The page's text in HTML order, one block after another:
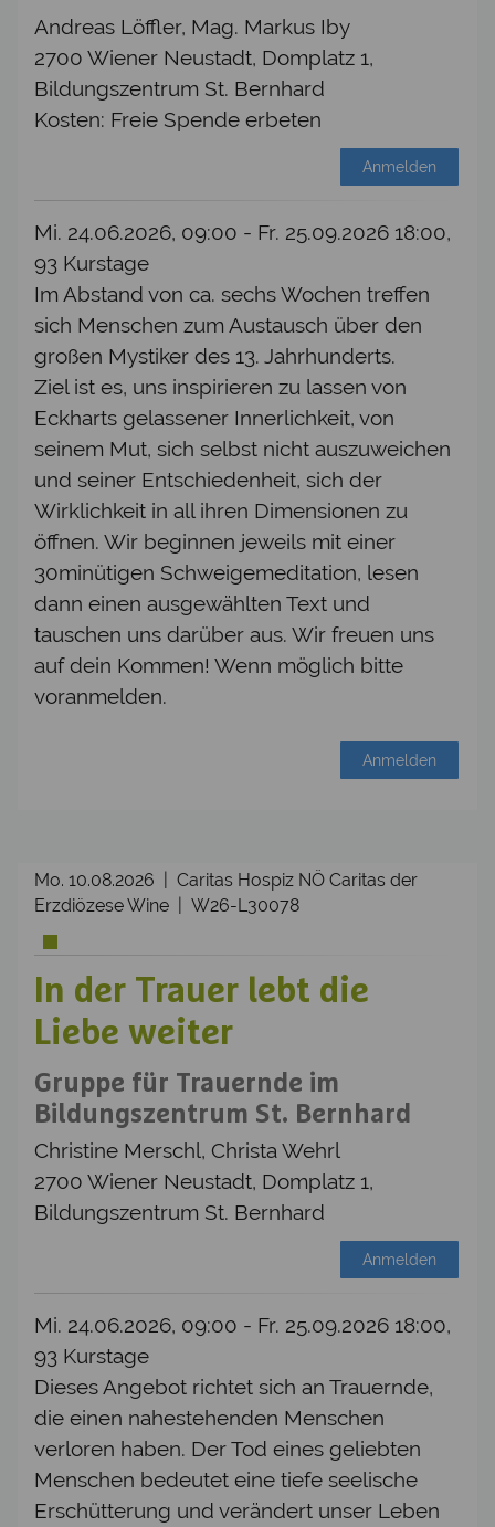
Andreas Löffler, Mag. Markus Iby
2700 Wiener Neustadt, Domplatz 1,
Bildungszentrum St. Bernhard
Kosten: Freie Spende erbeten
Anmelden
Mi. 24.06.2026, 09:00 - Fr. 25.09.2026 18:00,
93 Kurstage
Im Abstand von ca. sechs Wochen treffen
sich Menschen zum Austausch über den
großen Mystiker des 13. Jahrhunderts.
Ziel ist es, uns inspirieren zu lassen von
Eckharts gelassener Innerlichkeit, von
seinem Mut, sich selbst nicht auszuweichen
und seiner Entschiedenheit, sich der
Wirklichkeit in all ihren Dimensionen zu
öffnen. Wir beginnen jeweils mit einer
30minütigen Schweigemeditation, lesen
dann einen ausgewählten Text und
tauschen uns darüber aus. Wir freuen uns
auf dein Kommen! Wenn möglich bitte
voranmelden.
Anmelden
Mo. 10.08.2026 | Caritas Hospiz NÖ Caritas der
Erzdiözese Wine | W26-L30078
In der Trauer lebt die
Liebe weiter
Gruppe für Trauernde im
Bildungszentrum St. Bernhard
Christine Merschl, Christa Wehrl
2700 Wiener Neustadt, Domplatz 1,
Bildungszentrum St. Bernhard
Anmelden
Mi. 24.06.2026, 09:00 - Fr. 25.09.2026 18:00,
93 Kurstage
Dieses Angebot richtet sich an Trauernde,
die einen nahestehenden Menschen
verloren haben. Der Tod eines geliebten
Menschen bedeutet eine tiefe seelische
Erschütterung und verändert unser Leben